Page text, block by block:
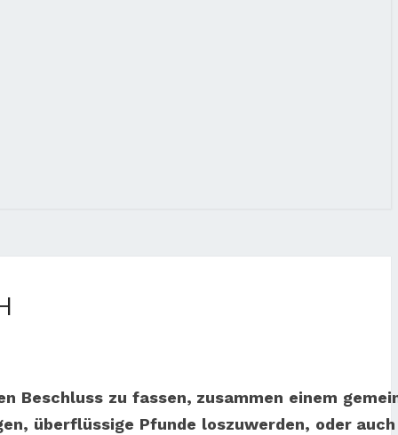
Beschluss zu fassen, zusammen einem
überflüssige Pfunde loszuwerden, oder